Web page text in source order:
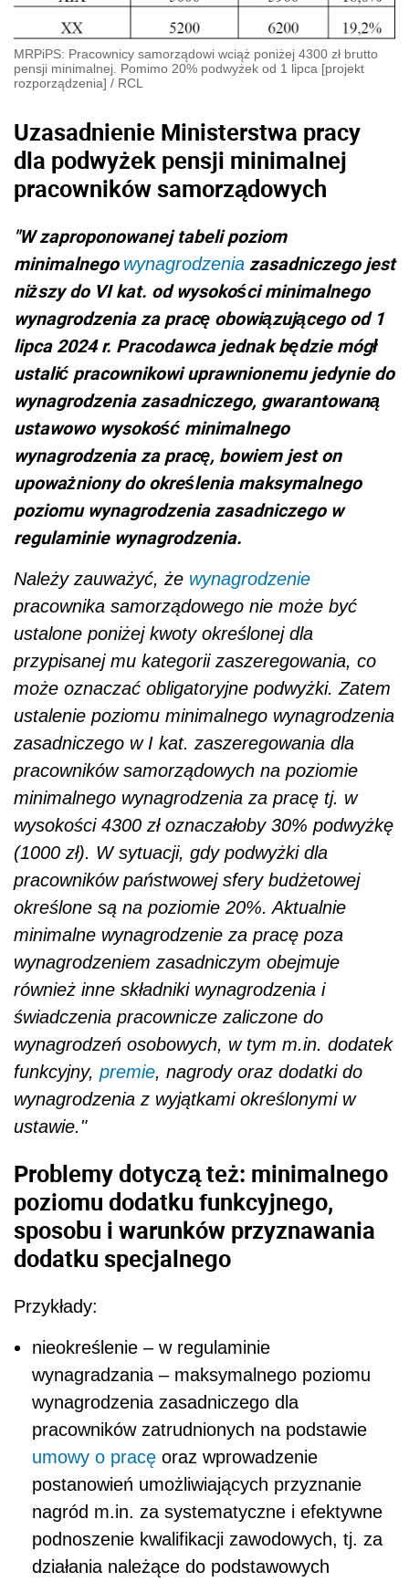
MRPiPS: Pracownicy samorządowi wciąż poniżej 4300 zł brutto
pensji minimalnej. Pomimo 20% podwyżek od 1 lipca [projekt
rozporządzenia] / RCL
Uzasadnienie Ministerstwa pracy
dla podwyżek pensji minimalnej
pracowników samorządowych
"W zaproponowanej tabeli poziom
minimalnego wynagrodzenia zasadniczego jest
niższy do VI kat. od wysokości minimalnego
wynagrodzenia za pracę obowiązującego od 1
lipca 2024 r. Pracodawca jednak będzie mógł
ustalić pracownikowi uprawnionemu jedynie do
wynagrodzenia zasadniczego, gwarantowaną
ustawowo wysokość minimalnego
wynagrodzenia za pracę, bowiem jest on
upoważniony do określenia maksymalnego
poziomu wynagrodzenia zasadniczego w
regulaminie wynagrodzenia.
Należy zauważyć, że wynagrodzenie
pracownika samorządowego nie może być
ustalone poniżej kwoty określonej dla
przypisanej mu kategorii zaszeregowania, co
może oznaczać obligatoryjne podwyżki. Zatem
ustalenie poziomu minimalnego wynagrodzenia
zasadniczego w I kat. zaszeregowania dla
pracowników samorządowych na poziomie
minimalnego wynagrodzenia za pracę tj. w
wysokości 4300 zł oznaczałoby 30% podwyżkę
(1000 zł). W sytuacji, gdy podwyżki dla
pracowników państwowej sfery budżetowej
określone są na poziomie 20%. Aktualnie
minimalne wynagrodzenie za pracę poza
wynagrodzeniem zasadniczym obejmuje
również inne składniki wynagrodzenia i
świadczenia pracownicze zaliczone do
wynagrodzeń osobowych, w tym m.in. dodatek
funkcyjny, premie, nagrody oraz dodatki do
wynagrodzenia z wyjątkami określonymi w
ustawie."
Problemy dotyczą też: minimalnego
poziomu dodatku funkcyjnego,
sposobu i warunków przyznawania
dodatku specjalnego
Przykłady:
nieokreślenie – w regulaminie
wynagradzania – maksymalnego poziomu
wynagrodzenia zasadniczego dla
pracowników zatrudnionych na podstawie
umowy o pracę oraz wprowadzenie
postanowień umożliwiających przyznanie
nagród m.in. za systematyczne i efektywne
podnoszenie kwalifikacji zawodowych, tj. za
działania należące do podstawowych